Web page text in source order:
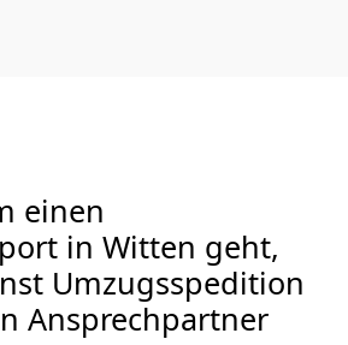
einen
in Witten geht,
Umzugsspedition
Ansprechpartner